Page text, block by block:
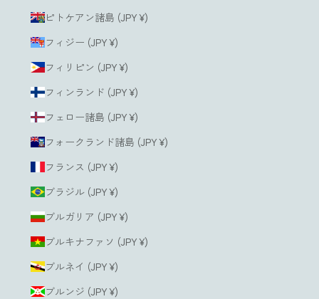
ピトケアン諸島 (JPY ¥)
フィジー (JPY ¥)
フィリピン (JPY ¥)
フィンランド (JPY ¥)
フェロー諸島 (JPY ¥)
フォークランド諸島 (JPY ¥)
フランス (JPY ¥)
ブラジル (JPY ¥)
ブルガリア (JPY ¥)
ブルキナファソ (JPY ¥)
ブルネイ (JPY ¥)
ブルンジ (JPY ¥)